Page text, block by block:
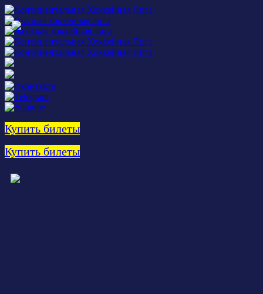
Купить билеты
Купить билеты